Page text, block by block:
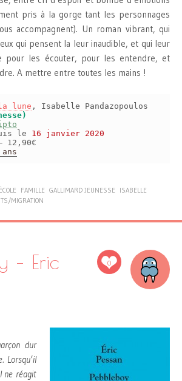
pris à la gorge tant les personnages
accompagnent). Un roman vibrant, qui
qui pensent la leur inaudible, et qui leur
pour les écouter, pour les entendre, et
A mettre entre toutes les mains !
lune , Isabelle Pandazopoulos
le 16 janvier 2020
12,90€
ÉCOLE FAMILLE GALLIMARD JEUNESSE
ISABELLE
MIGRATION
0
– Eric
dur
Lorsqu’il
ne réagit